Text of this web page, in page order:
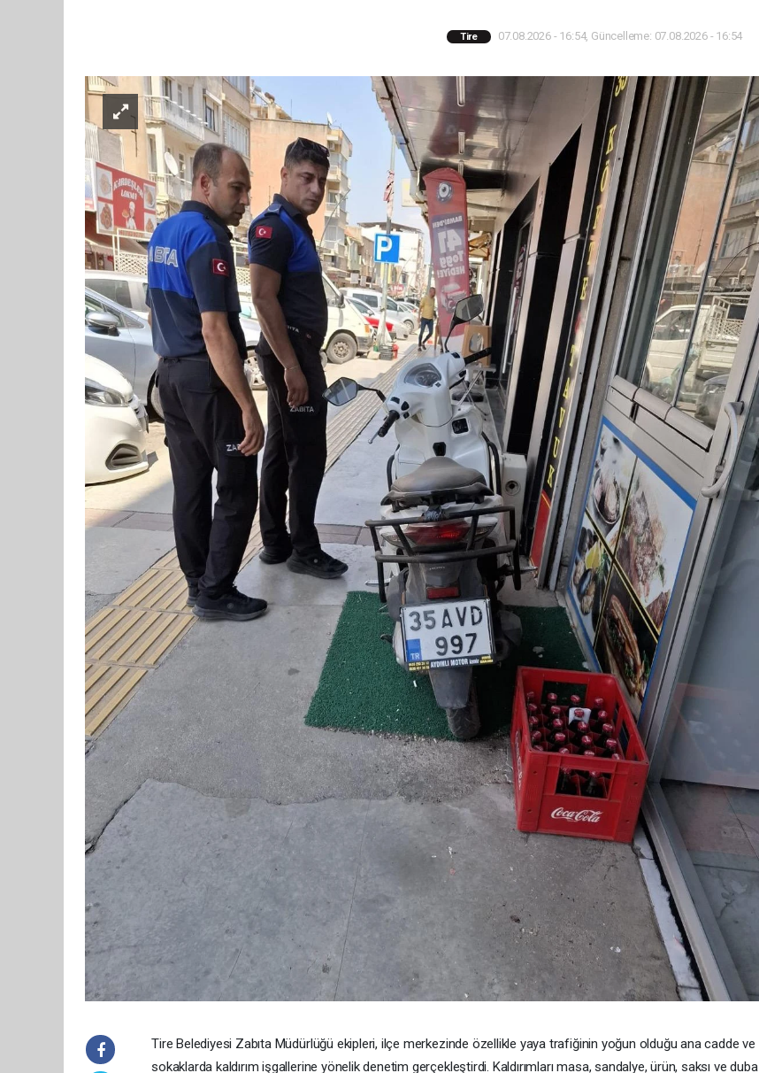
Tire 07.08.2026 - 16:54, Güncelleme: 07.08.2026 - 16:54
Tire Belediyesi Zabıta Müdürlüğü ekipleri, ilçe merkezinde özellikle yaya trafiğinin yoğun olduğu ana cadde ve
sokaklarda kaldırım işgallerine yönelik denetim gerçekleştirdi. Kaldırımları masa, sandalye, ürün, saksı ve duba